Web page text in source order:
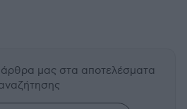
άρθρα μας στα αποτελέσματα